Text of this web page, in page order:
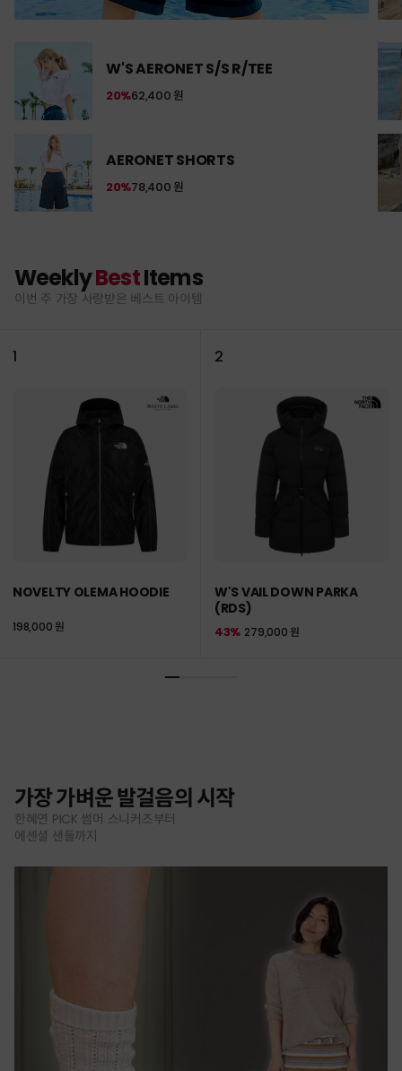
W'S AERONET S/S R/TEE
62,400 원
20%
AERONET SHORTS
78,400 원
20%
WeeklyBestItems
이번 주 가장 사랑받은 베스트 아이템
1
NOVELTY OLEMA HOODIE
198,000 원
2
W'S VAIL DOWN PARKA
(RDS)
279,000 원
43%
가장 가벼운 발걸음의 시작
한혜연 PICK 썸머 스니커즈부터
에센셜 샌들까지